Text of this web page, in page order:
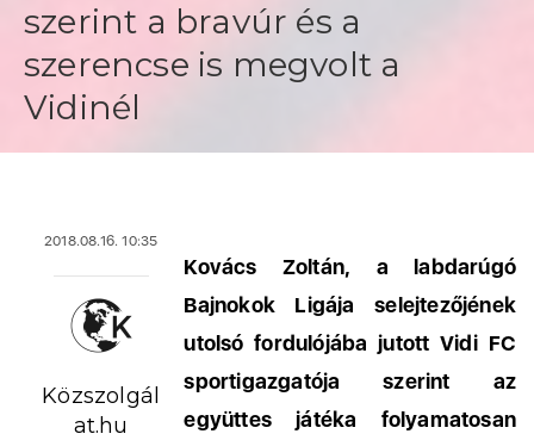
szerint a bravúr és a
szerencse is megvolt a
Vidinél
2018.08.16. 10:35
Közszolgál
at.hu
Kovács Zoltán, a labdarúgó
Bajnokok Ligája selejtezőjének
utolsó fordulójába jutott Vidi FC
sportigazgatója szerint az
együttes játéka folyamatosan